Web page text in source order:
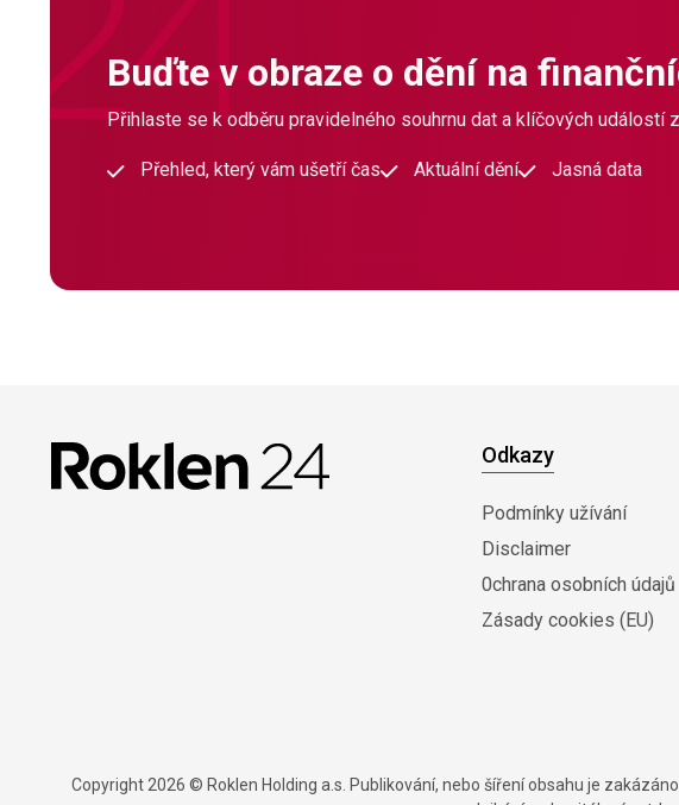
Buďte v obraze o dění na
Přihlaste se k odběru pravidelného souhrnu dat a klíčových událostí
Přehled, který vám ušetří čas Aktuální dění Jasná data
Odkazy
Podmínky užívání
Disclaimer
0chrana osobních údajů
Zásady cookies (EU)
Copyright 2026 © Roklen Holding a.s. Publikování, nebo šíření obsahu je